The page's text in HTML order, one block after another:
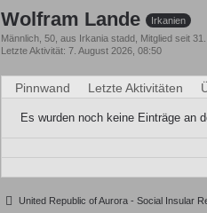
Wolfram Lande Irkanien
Männlich 50 aus Irkania stadd Mitglied seit
Letzte Aktivität 7. August 2026, 08:50
Pinnwand Letzte Aktivitäten
Es wurden noch keine Einträge an
United Republic of Aurora - Social Insular Republic of